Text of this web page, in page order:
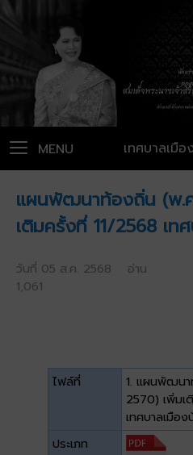
เทศบาลเมือ
MENU
แผนพัฒนาท้องถิ่น (พ.
เติมครั้งที่ 11/2568 เท
วันที่ 05 ส.ค. 2568 อ่าน
1,061
ไฟล์ที่
1. แผนพัฒน
2570) เพิ่มเ
เทศบาลเมือง
ประเภท